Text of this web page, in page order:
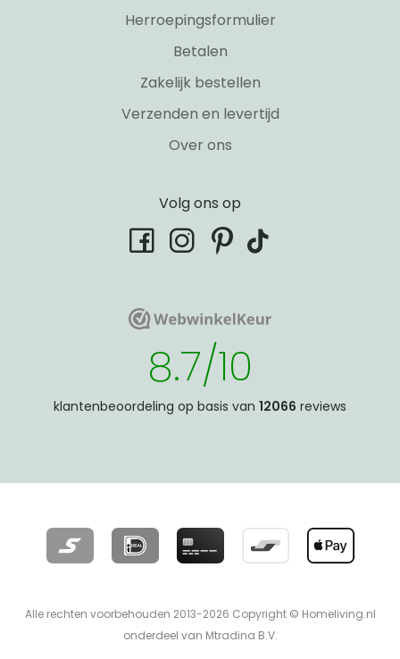
Herroepingsformulier
Betalen
Zakelijk bestellen
Verzenden en levertijd
Over ons
Volg ons op
facebookinstagram
pinterest
tiktok
WebwinkelKeurWebwinkelKeur
8.7/10
klantenbeoordeling op basis van 12066 reviews
Alle rechten voorbehouden 2013-2026 Copyright © Homeliving.nl
onderdeel van Mtrading B.V.